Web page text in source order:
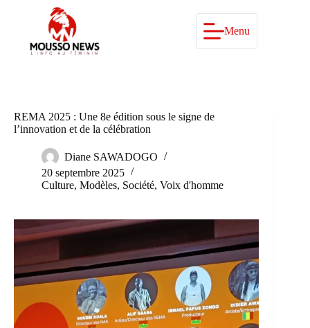
Menu
REMA 2025 : Une 8e édition sous le signe de
l’innovation et de la célébration
Diane SAWADOGO
20 septembre 2025
Culture, Modèles, Société, Voix d'homme